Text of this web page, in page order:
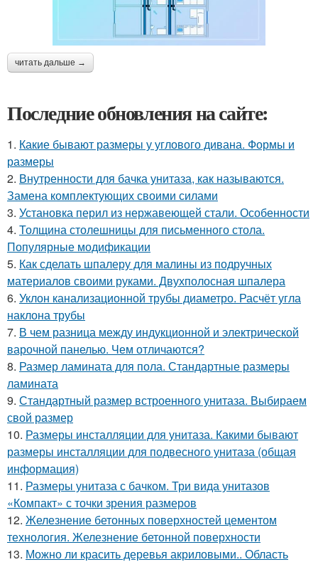
читать дальше →
Последние обновления на сайте:
1. Какие бывают размеры у углового дивана. Формы и
размеры
2. Внутренности для бачка унитаза, как называются.
Замена комплектующих своими силами
3. Установка перил из нержавеющей стали. Особенности
4. Толщина столешницы для письменного стола.
Популярные модификации
5. Как сделать шпалеру для малины из подручных
материалов своими руками. Двухполосная шпалера
6. Уклон канализационной трубы диаметро. Расчёт угла
наклона трубы
7. В чем разница между индукционной и электрической
варочной панелью. Чем отличаются?
8. Размер ламината для пола. Стандартные размеры
ламината
9. Стандартный размер встроенного унитаза. Выбираем
свой размер
10. Размеры инсталляции для унитаза. Какими бывают
размеры инсталляции для подвесного унитаза (общая
информация)
11. Размеры унитаза с бачком. Три вида унитазов
«Компакт» с точки зрения размеров
12. Железнение бетонных поверхностей цементом
технология. Железнение бетонной поверхности
13. Можно ли красить деревья акриловыми.. Область